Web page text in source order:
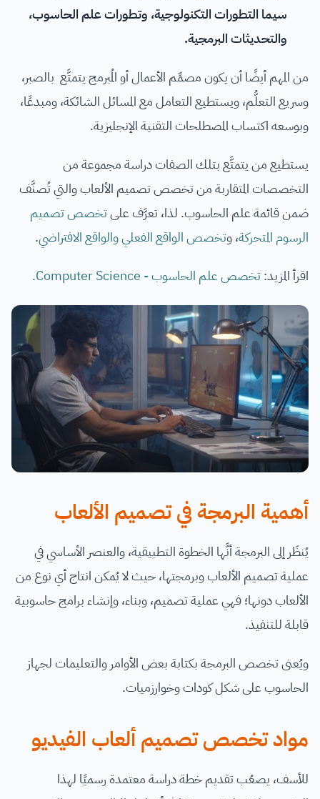
سيما التطورات التكنولوجية، وتطورات علم الحاسوب،
والتحديثات البرمجية.
من المهم أيضًا أن يكون مصمِّم الأعمال أو المُبرمج يتمتَّع بالصبر،
وسريع التعلُّم، ويستطيع التعامل مع المسائل الشائكة، ومبدعًا،
وبوسعه اكتساب المصطلحات التقنية الإنجليزية.
يستطيع من يتمتَّع بتلك الصفات دراسة مجموعة من
التخصصات المتقاربة من تخصص تصميم الألعاب والتي تُصنَّف
ضمن قائمة علم الحاسوب. لذا، تعرَّف علىتخصص تصميم
الرسوم المتحركة، وتخصص الواقع الفعلي والواقع الافتراضي.
اقرأ المزيد:تخصص علم الحاسوب - Computer Science.
أهمية البرمجة في تصميم الألعاب
يُنظَر إلى البرمجة أنَّها الخطوة التطبيقية، والعنصر الأساسي في
عملية تصميم الألعاب وبرمجتها، حيث لا يُمكن انتاج أي نوع من
الألعاب دونها؛ فهي عملية تصميم، وبناء، وإنشاء برامج حاسوبية
قابلة للتنفيذ.
ويُعنى تخصص البرمجة بكتابة بعض الأوامر والتعليمات لجهاز
الحاسوب على شكل كودات وخوارزميات.
مواد تخصص تصميم ألعاب الفيديو
للأسف، يصعُب تقديم خطة دراسة معتمدة رسميًا لهذا